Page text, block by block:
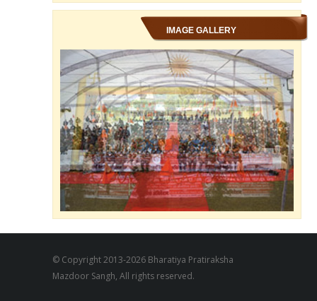
IMAGE GALLERY
© Copyright 2013-2026 Bharatiya Pratiraksha
Mazdoor Sangh, All rights reserved.